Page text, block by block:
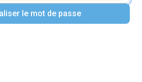
le mot de passe